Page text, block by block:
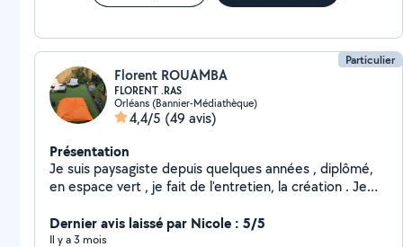
Particulier
Florent ROUAMBA
FLORENT .RAS
Orléans (Bannier-Médiathèque)
4,4/5 (49 avis)
Présentation
Je suis paysagiste depuis quelques années , diplômé,
en espace vert , je fait de l'entretien, la création . Je
massif, entretien de jardins , je fais la taille ,
préparations du sol pour le gazon , etc.. équiper en
Dernier avis laissé par Nicole : 5/5
Il y a 3 mois